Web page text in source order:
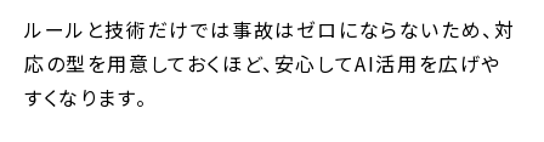
ルールと技術だけでは事故はゼロにならないため、対
応の型を用意しておくほど、安心してAI活用を広げや
すくなります。